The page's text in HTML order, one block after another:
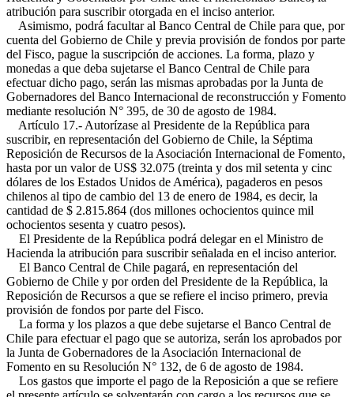
atribución para suscribir otorgada en el inciso anterior.
Asimismo, podrá facultar al Banco Central de Chile para que, por
cuenta del Gobierno de Chile y previa provisión de fondos por parte
del Fisco, pague la suscripción de acciones. La forma, plazo y
monedas a que deba sujetarse el Banco Central de Chile para
efectuar dicho pago, serán las mismas aprobadas por la Junta de
Gobernadores del Banco Internacional de reconstrucción y Fomento
mediante resolución N° 395, de 30 de agosto de 1984.
Artículo 17.- Autorízase al Presidente de la República para
suscribir, en representación del Gobierno de Chile, la Séptima
Reposición de Recursos de la Asociación Internacional de Fomento,
hasta por un valor de US$ 32.075 (treinta y dos mil setenta y cinc
dólares de los Estados Unidos de América), pagaderos en pesos
chilenos al tipo de cambio del 13 de enero de 1984, es decir, la
cantidad de $ 2.815.864 (dos millones ochocientos quince mil
ochocientos sesenta y cuatro pesos).
El Presidente de la República podrá delegar en el Ministro de
Hacienda la atribución para suscribir señalada en el inciso anterior.
El Banco Central de Chile pagará, en representación del
Gobierno de Chile y por orden del Presidente de la República, la
Reposición de Recursos a que se refiere el inciso primero, previa
provisión de fondos por parte del Fisco.
La forma y los plazos a que debe sujetarse el Banco Central de
Chile para efectuar el pago que se autoriza, serán los aprobados por
la Junta de Gobernadores de la Asociación Internacional de
Fomento en su Resolución N° 132, de 6 de agosto de 1984.
Los gastos que importe el pago de la Reposición a que se refiere